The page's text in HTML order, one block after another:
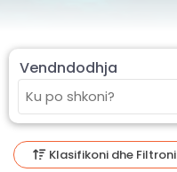
Vendndodhja
Klasifikoni dhe Filtroni